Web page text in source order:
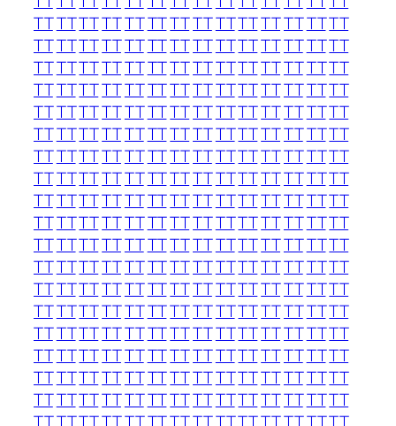
TTTTTTTTTTTTTTTTTTTTTTTTTTTT
TTTTTTTTTTTTTTTTTTTTTTTTTTTT
TTTTTTTTTTTTTTTTTTTTTTTTTTTT
TTTTTTTTTTTTTTTTTTTTTTTTTTTT
TTTTTTTTTTTTTTTTTTTTTTTTTTTT
TTTTTTTTTTTTTTTTTTTTTTTTTTTT
TTTTTTTTTTTTTTTTTTTTTTTTTTTT
TTTTTTTTTTTTTTTTTTTTTTTTTTTT
TTTTTTTTTTTTTTTTTTTTTTTTTTTT
TTTTTTTTTTTTTTTTTTTTTTTTTTTT
TTTTTTTTTTTTTTTTTTTTTTTTTTTT
TTTTTTTTTTTTTTTTTTTTTTTTTTTT
TTTTTTTTTTTTTTTTTTTTTTTTTTTT
TTTTTTTTTTTTTTTTTTTTTTTTTTTT
TTTTTTTTTTTTTTTTTTTTTTTTTTTT
TTTTTTTTTTTTTTTTTTTTTTTTTTTT
TTTTTTTTTTTTTTTTTTTTTTTTTTTT
TTTTTTTTTTTTTTTTTTTTTTTTTTTT